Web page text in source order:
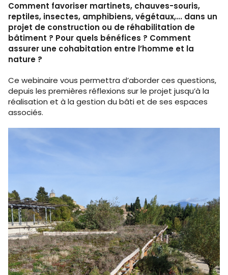
Comment favoriser martinets, chauves-souris,
reptiles, insectes, amphibiens, végétaux,... dans un
projet de construction ou de réhabilitation de
bâtiment ? Pour quels bénéfices ? Comment
assurer une cohabitation entre l’homme et la
nature ?
Ce webinaire vous permettra d’aborder ces questions,
depuis les premières réflexions sur le projet jusqu’à la
réalisation et à la gestion du bâti et de ses espaces
associés.